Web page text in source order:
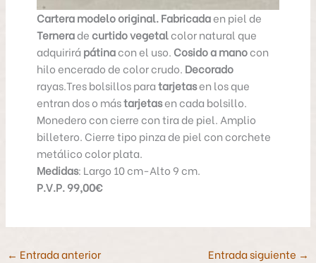
Cartera modelo original. Fabricadaen piel de
Terneradecurtido vegetalcolor natural que
adquirirá pátinacon el uso. Cosido a manocon
hilo encerado de color crudo. Decorado
rayas.Tres bolsillos paratarjetasen los que
entran dos o mástarjetasen cada bolsillo.
Monedero con cierre con tira de piel. Amplio
billetero. Cierre tipo pinza de piel con corchete
metálico color plata.
Medidas: Largo 10 cm-Alto 9 cm.
P.V.P. 99,00€
← Entrada anterior Entrada siguiente →